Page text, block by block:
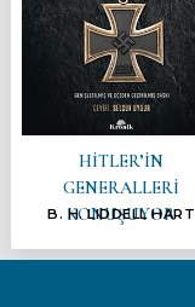
HİTLER’İN
GENERALLERİ
KONUŞUYOR
B. H. LIDDELL HART